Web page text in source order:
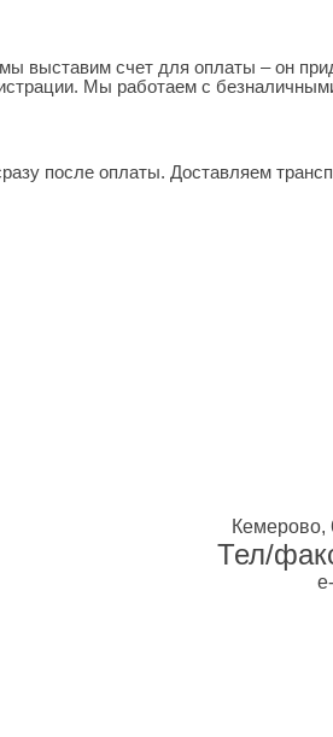
выставим счет для оплаты – он
Мы работаем с
после оплаты. Доставляем
Кемерово,
Тел/